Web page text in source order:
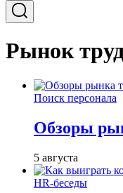
Рынок
Поиск персонала
Обзоры
5 августа
HR-беседы